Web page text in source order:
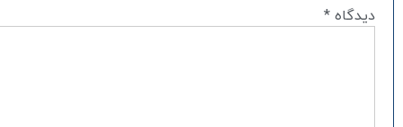
دیدگاه *